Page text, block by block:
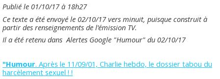
Publié le 01/10/17 à 18h27
Ce texte a été envoyé le 02/10/17 vers minuit, puisque construit à
partir des renseignements de l’émission TV.
Il a été retenu dans Alertes Google "Humour" du 02/10/17
"Humour. Après le 11/09/01, Charlie hebdo, le dossier tabou du
harcèlement sexuel ! !